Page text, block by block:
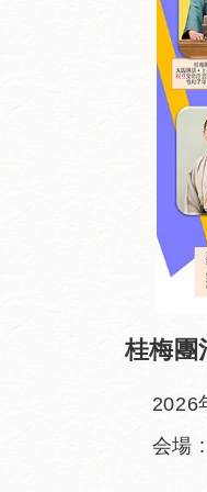
桂梅團
2026
会場